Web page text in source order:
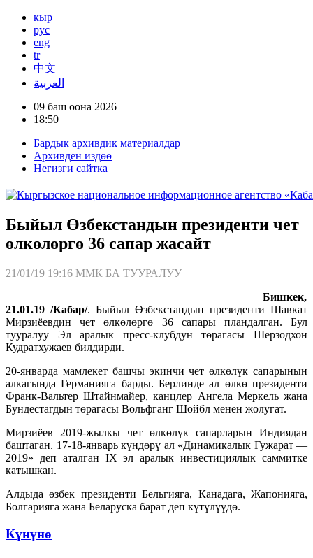
кыр
рус
eng
tr
中文
العربية
09 баш оона 2026
18:50
Бардык архивдик материалдар
Архивден издөө
Негизги сайтка
Быйыл Өзбекстандын президенти чет
өлкөлөргө 36 сапар жасайт
21/01/19 19:16 ММК БА ТУУРАЛУУ
Бишкек,
21.01.19 /Кабар/. Быйыл Өзбекстандын президенти Шавкат
Мирзиёевдин чет өлкөлөргө 36 сапары пландалган. Бул
тууралуу Эл аралык пресс-клубдун төрагасы Шерзодхон
Кудратхужаев билдирди.
20-январда мамлекет башчы экинчи чет өлкөлүк сапарынын
алкагында Германияга барды. Берлинде ал өлкө президенти
Франк-Вальтер Штайнмайер, канцлер Ангела Меркель жана
Бундестагдын төрагасы Вольфганг Шойбл менен жолугат.
Мирзиёев 2019-жылкы чет өлкөлүк сапарларын Индиядан
баштаган. 17-18-январь күндөрү ал «Динамикалык Гужарат —
2019» деп аталган IX эл аралык инвестициялык саммитке
катышкан.
Алдыда өзбек президенти Бельгияга, Канадага, Жапонияга,
Болгарияга жана Беларуска барат деп күтүлүүдө.
Күнүнө